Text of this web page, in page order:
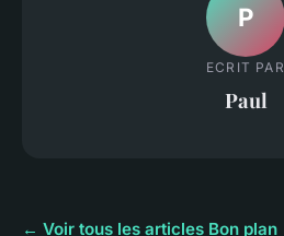
P
ECRIT PAR
Paul
← Voir tous les articles Bon plan